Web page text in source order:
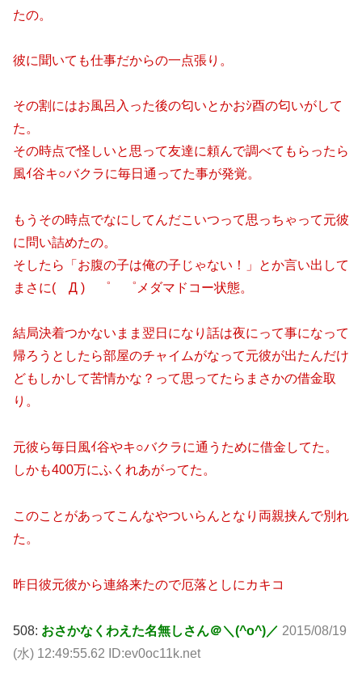
たの。
彼に聞いても仕事だからの一点張り。
その割にはお風呂入った後の匂いとかおｼ酉の匂いがして
た。
その時点で怪しいと思って友達に頼んで調べてもらったら
風ｲ谷キ○バクラに毎日通ってた事が発覚。
もうその時点でなにしてんだこいつって思っちゃって元彼
に問い詰めたの。
そしたら「お腹の子は俺の子じゃない！」とか言い出して
まさに( Д ) ゜ ゜メダマドコー状態。
結局決着つかないまま翌日になり話は夜にって事になって
帰ろうとしたら部屋のチャイムがなって元彼が出たんだけ
どもしかして苦情かな？って思ってたらまさかの借金取
り。
元彼ら毎日風ｲ谷やキ○バクラに通うために借金してた。
しかも400万にふくれあがってた。
このことがあってこんなやついらんとなり両親挟んで別れ
た。
昨日彼元彼から連絡来たので厄落としにカキコ
508: おさかなくわえた名無しさん＠＼(^o^)／ 2015/08/19
(水) 12:49:55.62 ID:ev0oc11k.net